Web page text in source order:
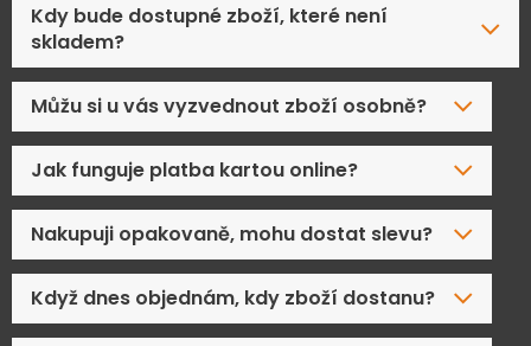
Kdy bude dostupné zboží, které není
skladem?
Můžu si u vás vyzvednout zboží osobně?
Jak funguje platba kartou online?
Nakupuji opakovaně, mohu dostat slevu?
Když dnes objednám, kdy zboží dostanu?